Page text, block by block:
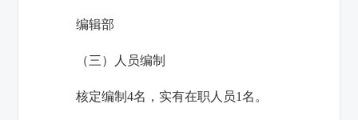
编辑部
（三）人员编制
核定编制4名，实有在职人员1名。